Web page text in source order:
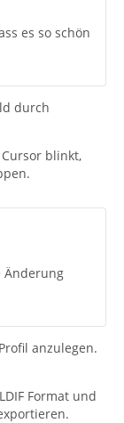
es so schön
durch
blinkt,
Änderung
anzulegen.
Format und